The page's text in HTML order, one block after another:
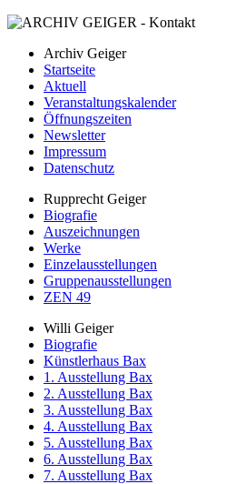
Archiv Geiger
Startseite
Aktuell
Veranstaltungskalender
Öffnungszeiten
Newsletter
Impressum
Datenschutz
Rupprecht Geiger
Biografie
Auszeichnungen
Werke
Einzelausstellungen
Gruppenausstellungen
ZEN 49
Willi Geiger
Biografie
Künstlerhaus Bax
1. Ausstellung Bax
2. Ausstellung Bax
3. Ausstellung Bax
4. Ausstellung Bax
5. Ausstellung Bax
6. Ausstellung Bax
7. Ausstellung Bax